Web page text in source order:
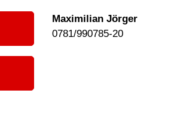
Maximilian Jörger
0781/990785-20